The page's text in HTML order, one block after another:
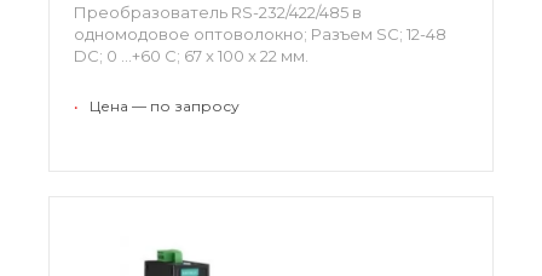
Преобразователь RS-232/422/485 в
одномодовое оптоволокно; Разъем SC; 12-48
DC; 0 …+60 С; 67 x 100 x 22 мм.
• Цена — по запросу